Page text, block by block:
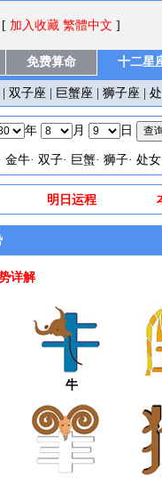
[ 加入收藏 繁體中文 ]
免费算命 十二星
双子座 巨蟹座 狮子座
年 月 日
金牛· 双子· 巨蟹· 狮子· 处女
明日运程
详解
牛